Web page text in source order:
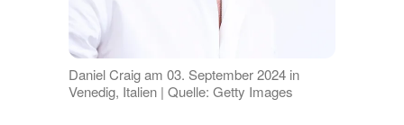
Daniel Craig am 03. September 2024 in
Venedig, Italien | Quelle: Getty Images